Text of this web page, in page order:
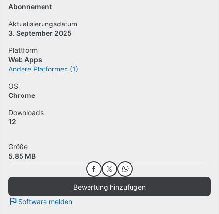
Abonnement
Aktualisierungsdatum
3. September 2025
Plattform
Web Apps
Andere Platformen (1)
OS
Chrome
Downloads
12
Größe
5.85 MB
Bewertung hinzufügen
Software melden